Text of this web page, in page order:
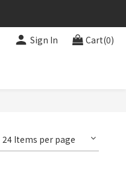
Sign In Cart(0)
24 Items per page